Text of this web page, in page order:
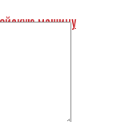
машину